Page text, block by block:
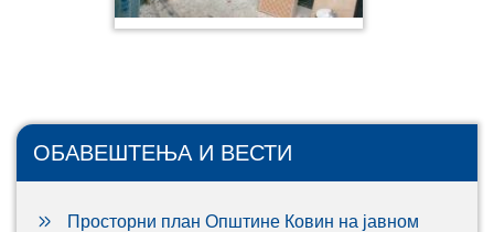
ОБАВЕШТЕЊА И ВЕСТИ
Просторни план Општине Ковин на јавном